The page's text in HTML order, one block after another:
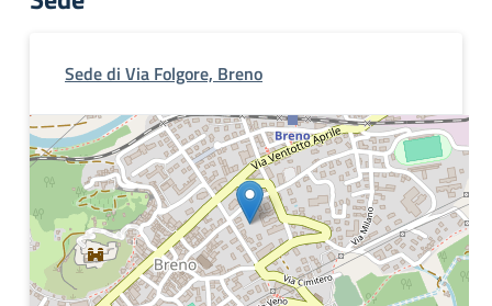
Sede di Via Folgore, Breno